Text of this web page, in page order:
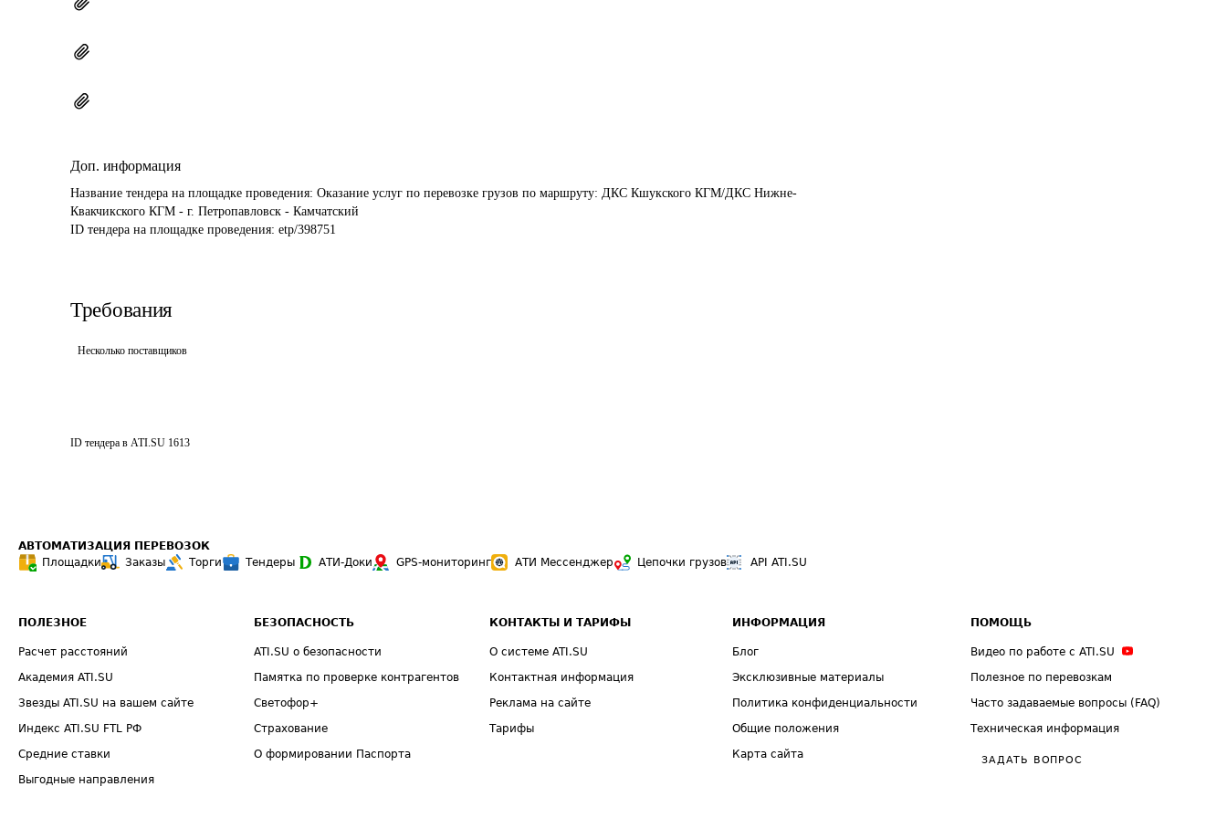
Доп. информация
Название тендера на площадке проведения: Оказание услуг по перевозке грузов по маршруту: ДКС Кшукского КГМ/ДКС Нижне-
Квакчикского КГМ - г. Петропавловск - Камчатский
ID тендера на площадке проведения: etp/398751
Требования
Несколько поставщиков
ID тендера в ATI.SU 1613
АВТОМАТИЗАЦИЯ ПЕРЕВОЗОК
Площадки
Заказы Торги Тендеры АТИ-Доки GPS-мониторинг АТИ Мессенджер Цепочки грузов API ATI.SU
ПОЛЕЗНОЕ
Расчет расстояний
Академия ATI.SU
Звезды ATI.SU на вашем сайте
Индекс ATI.SU FTL РФ
Средние ставки
Выгодные направления
БЕЗОПАСНОСТЬ
ATI.SU о безопасности
Памятка по проверке контрагентов
Светофор+
Страхование
О формировании Паспорта
КОНТАКТЫ И ТАРИФЫ
О системе ATI.SU
Контактная информация
Реклама на сайте
Тарифы
ИНФОРМАЦИЯ
Блог
Эксклюзивные материалы
Политика конфиденциальности
Общие положения
Карта сайта
ПОМОЩЬ
Видео по работе с ATI.SU
Полезное по перевозкам
Часто задаваемые вопросы (FAQ)
Техническая информация
ЗАДАТЬ ВОПРОС